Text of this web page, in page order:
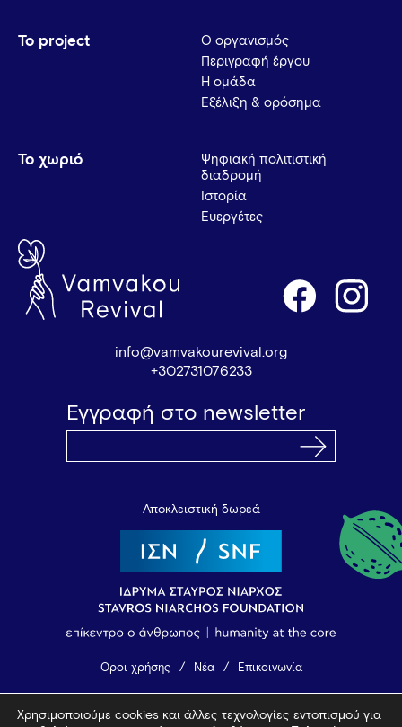
Το project
Ο οργανισμός
Περιγραφή έργου
Η ομάδα
Εξέλιξη & ορόσημα
Το χωριό
Ψηφιακή πολιτιστική
διαδρομή
Ιστορία
Ευεργέτες
info@vamvakourevival.org
+302731076233
Εγγραφή στο newsletter
Αποκλειστική δωρεά
Όροι χρήσης Νέα Επικοινωνία
© 2026 Vamvakou Revival
Χρησιμοποιούμε cookies και άλλες τεχνολογίες εντοπισμού για